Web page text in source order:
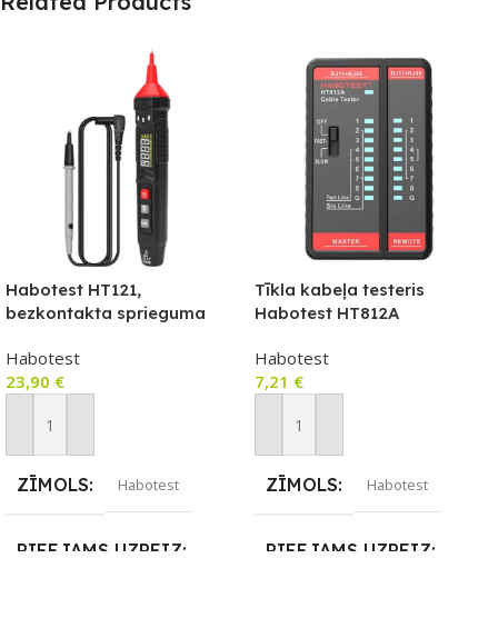
Habotest HT121,
bezkontakta sprieguma
NCV, True RMS
Habotest
23,90 €
Pievienot Grozam
ZĪMOLS Habotest
PIEEJAMS UZREIZ
Tīkla kabeļa testeris
Habotest HT812A
Habotest
7,21 €
Pievienot Grozam
ZĪMOLS Habotest
PIEEJAMS UZREIZ